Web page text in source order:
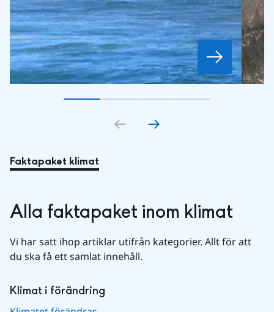
Gå till bildkort1
Gå till bildkort2
Gå till bildkort3
Gå till bildkort
Faktapaket klimat
Alla faktapaket inom klimat
Vi har satt ihop artiklar utifrån kategorier. Allt för att
du ska få ett samlat innehåll.
Klimat i förändring